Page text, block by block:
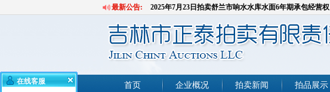
最新公告:
2025年7月23日拍卖舒兰市响水水库水面6年期承包经营权
2025年7月11日拍卖吉林市一批报废资产
2025年7月17日拍卖吉林市6处商业网点
2025年6月30日拍卖吉林市1处商业网点
2025年6月11日拍卖深圳罚没房屋1套
首页 企业概况 拍卖新闻 拍品展示
在线客服